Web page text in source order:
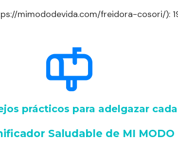
mimododevida.com/freidora-cosori/):
prácticos para adelgazar
Saludable de MI MODO